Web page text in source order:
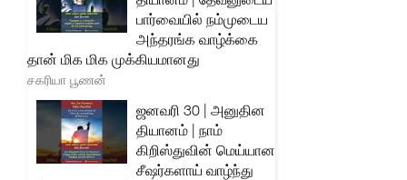
பார்வையில் நம்முடைய
அந்தரங்க வாழ்க்கை
தான் மிக மிக முக்கியமானது
சகரியா பூணன்
ஜனவரி 30 | அனுதின
தியானம் | நாம்
கிறிஸ்துவின் மெய்யான
சீஷர்களாய் வாழ்ந்து